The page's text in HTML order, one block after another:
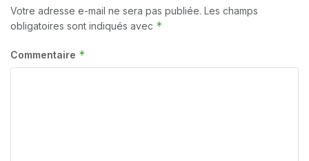
Votre adresse e-mail ne sera pas publiée. Les champs
obligatoires sont indiqués avec *
Commentaire *